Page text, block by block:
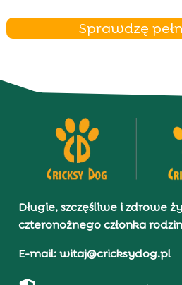
Sprawdzę
Długie, szczęśliwe i zdrowe
czteronożnego członka
E-mail: witaj@cricksydog.pl